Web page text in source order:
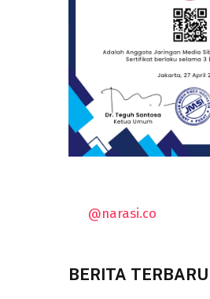
@narasi.co
BERITA TERBARU